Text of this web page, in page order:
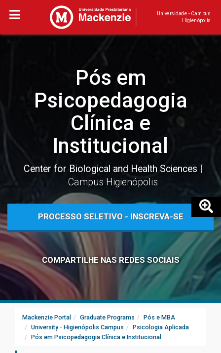
Universidade - Campus
Higienópolis
Pós em
Psicopedagogia
Clínica e
Institucional
Center for Biological and Health Sciences
Campus Higienópolis
PROCESSO SELETIVO - INSCREVA-SE
COMPARTILHE NAS REDES SOCIAIS
Mackenzie Portal Graduate Programs
Pós e MBA
University - Higienópolis Campus
Psicologia Aplicada
Pós em Psicopedagogia Clínica e Institucional